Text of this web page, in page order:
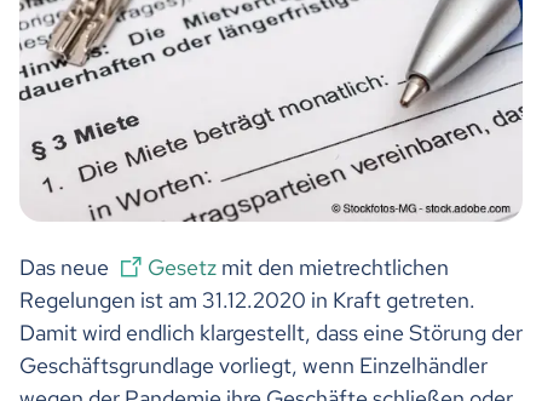
Das neue Gesetz mit den mietrechtlichen
Regelungen ist am 31.12.2020 in Kraft getreten.
Damit wird endlich klargestellt, dass eine Störung der
Geschäftsgrundlage vorliegt, wenn Einzelhändler